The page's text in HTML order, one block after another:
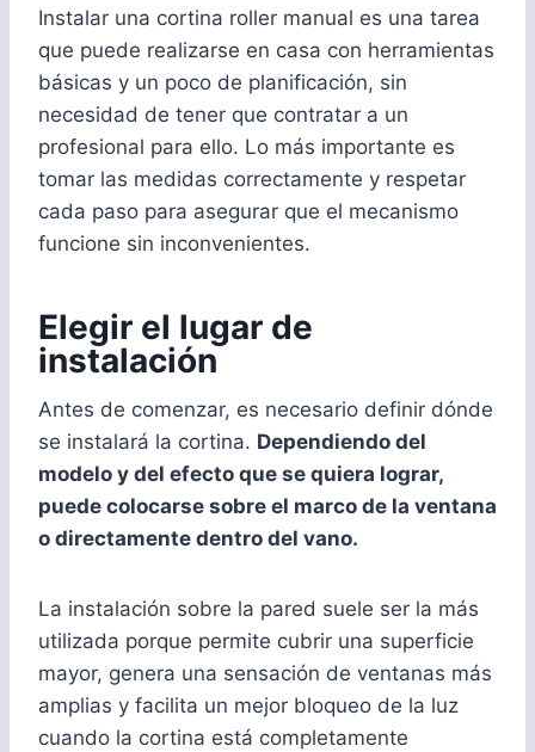
Instalar una cortina roller manual es una tarea
que puede realizarse en casa con herramientas
básicas y un poco de planificación, sin
necesidad de tener que contratar a un
profesional para ello. Lo más importante es
tomar las medidas correctamente y respetar
cada paso para asegurar que el mecanismo
funcione sin inconvenientes.
Elegir el lugar de
instalación
Antes de comenzar, es necesario definir dónde
se instalará la cortina. Dependiendo del
modelo y del efecto que se quiera lograr,
puede colocarse sobre el marco de la ventana
o directamente dentro del vano.
La instalación sobre la pared suele ser la más
utilizada porque permite cubrir una superficie
mayor, genera una sensación de ventanas más
amplias y facilita un mejor bloqueo de la luz
cuando la cortina está completamente